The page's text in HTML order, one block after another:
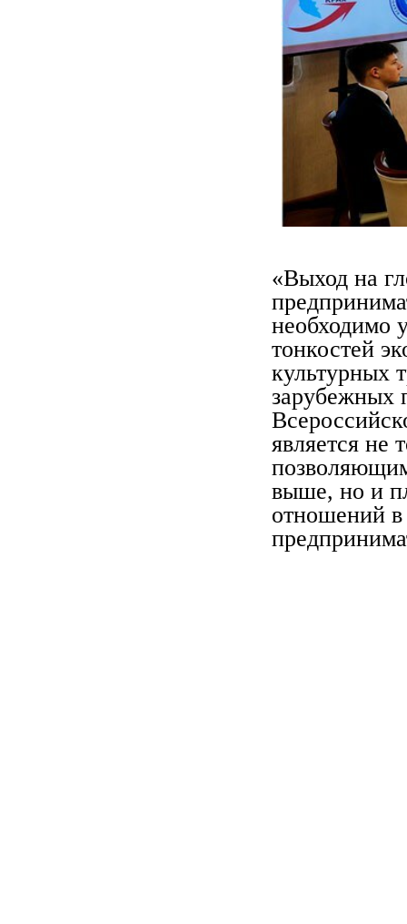
«Выход на
необходимо
тонкостей
культурных
зарубежных
является не
выше, но и
отношений в